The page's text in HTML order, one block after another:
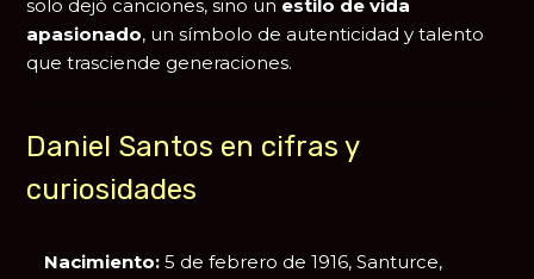
solo dejó canciones, sino un estilo de vida
apasionado, un símbolo de autenticidad y talento
que trasciende generaciones.
Daniel Santos en cifras y
curiosidades
Nacimiento: 5 de febrero de 1916, Santurce,